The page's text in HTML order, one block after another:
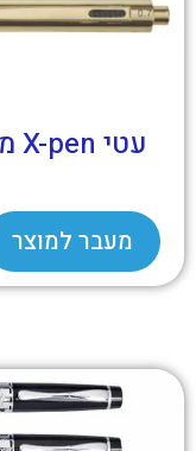
מעבר למוצר